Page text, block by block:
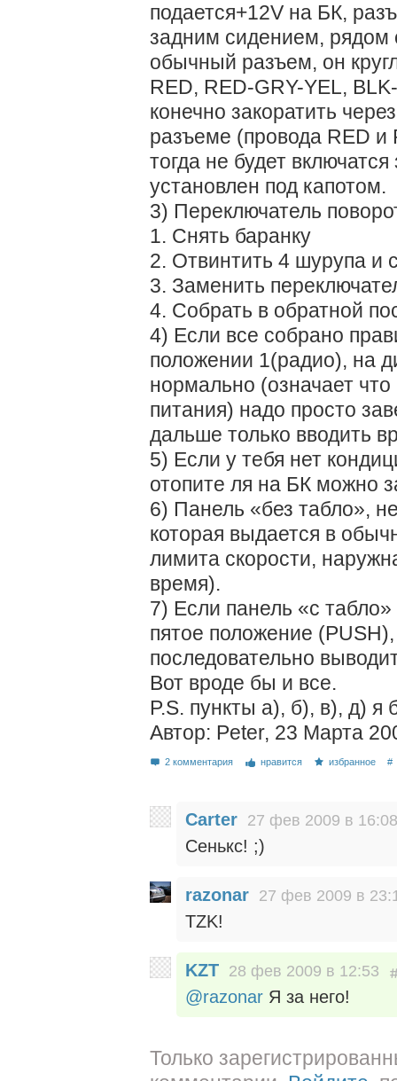
подается+12V на БК,
задним сидением,
обычный разъем, он
RED, RED-GRY-YEL,
конечно закоратить
разъеме (провода RED и
тогда не будет
установлен под капотом.
3) Переключатель
1. Снять баранку
2. Отвинтить 4 шурупа и
3. Заменить
4. Собрать в обратной
4) Если все собрано
положении 1(радио), на
нормально (означает
питания) надо просто
дальше только вводить
5) Если у тебя нет
отопите ля на БК можно
6) Панель «без табло»,
которая выдается в
лимита скорости,
время).
7) Если панель «с
пятое положение
последовательно
Вот вроде бы и все.
P.S. пункты а), б), в), д) я
Автор: Peter, 23 Марта
2 комментария нравится избранное #
Carter 27 фев 2009 в 16:08
Сенькс! ;)
razonar 27 фев 2009 в
TZK!
KZT 28 фев 2009 в 12:53
@razonar Я за него!
Только